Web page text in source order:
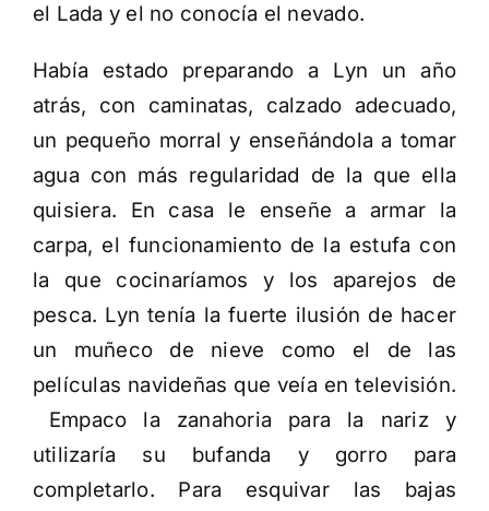
el Lada y el no conocía el nevado.
Había estado preparando a Lyn un año
atrás, con caminatas, calzado adecuado,
un pequeño morral y enseñándola a tomar
agua con más regularidad de la que ella
quisiera. En casa le enseñe a armar la
carpa, el funcionamiento de la estufa con
la que cocinaríamos y los aparejos de
pesca. Lyn tenía la fuerte ilusión de hacer
un muñeco de nieve como el de las
películas navideñas que veía en televisión.
Empaco la zanahoria para la nariz y
utilizaría su bufanda y gorro para
completarlo. Para esquivar las bajas